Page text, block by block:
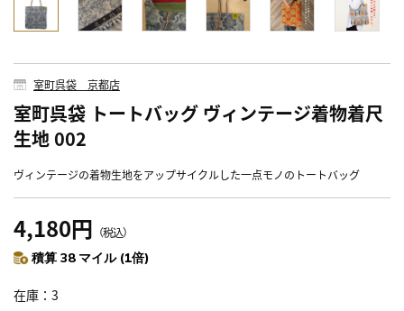
室町呉袋 京都店
室町呉袋 トートバッグ ヴィンテージ着物着尺
生地 002
ヴィンテージの着物生地をアップサイクルした一点モノのトートバッグ
4,180円 （税込）
積算 38 マイル (1倍)
在庫 3